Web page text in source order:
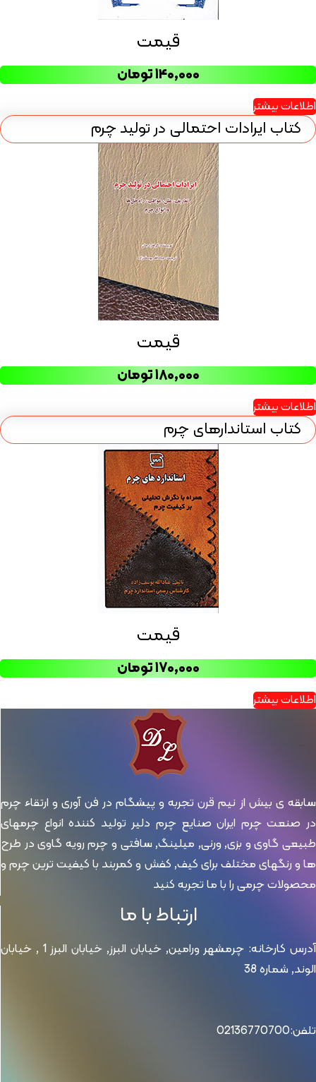
قیمت
۱۴۰,۰۰۰تومان
اطلاعات بیشتر
کتاب ایرادات احتمالی در تولید چرم
قیمت
۱۸۰,۰۰۰تومان
اطلاعات بیشتر
کتاب استاندارهای چرم
قیمت
۱۷۰,۰۰۰تومان
اطلاعات بیشتر
سابقه ی بیش از نیم قرن تجربه و پیشگام در فن آوری و ارتقاء چرم
در صنعت چرم ایران صنایع چرم دلیر تولید کننده انواع چرمهای
طبیعی گاوی و بزی, ورنی, میلینگ, سافتی و چرم رویه گاوی در طرح
ها و رنگهای مختلف برای کیف, کفش و کمربند با کیفیت ترین چرم و
محصولات چرمی را با ما تجربه کنید
ارتباط با ما
آدرس کارخانه: چرمشهر ورامین, خیابان البرز, خیابان البرز 1 , خیابان
الوند, شماره 38
تلفن:02136770700